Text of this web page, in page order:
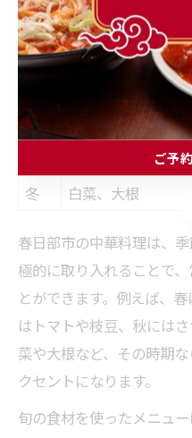
旬の食材で楽しむ中華の
季節 主な旬の食材
新玉ねぎ、菜の花
夏
トマト、枝豆、きゅ
さつまいも、きの
冬
白菜、大根
春日部市の中華料理は、
極的に取り入れることで
とができます。例えば、
はトマトや枝豆、秋には
菜や大根など、その時期
クセントになります。
旬の食材を使ったメニュ
ご予
ご予